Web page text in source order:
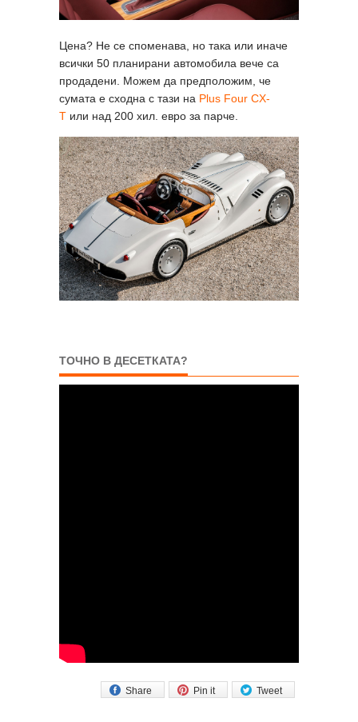
Цена? Не се споменава, но така или иначе
всички 50 планирани автомобила вече са
продадени. Можем да предположим, че
сумата е сходна с тази на Plus Four CX-
T или над 200 хил. евро за парче.
ТОЧНО В ДЕСЕТКАТА?
Tweet
Pin it
Share